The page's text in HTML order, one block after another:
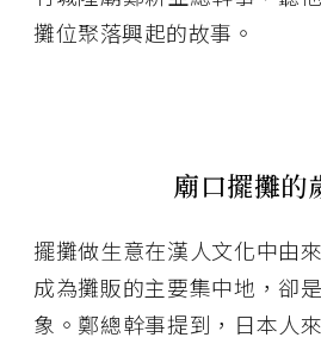
攤位聚落興起的故事。
廟口擺攤的
擺攤做生意在漢人文化中由
成為攤販的主要集中地，卻
象。鄭總幹事提到，日本人